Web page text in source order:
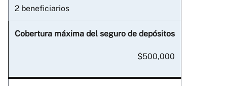
2 beneficiarios
$500,000